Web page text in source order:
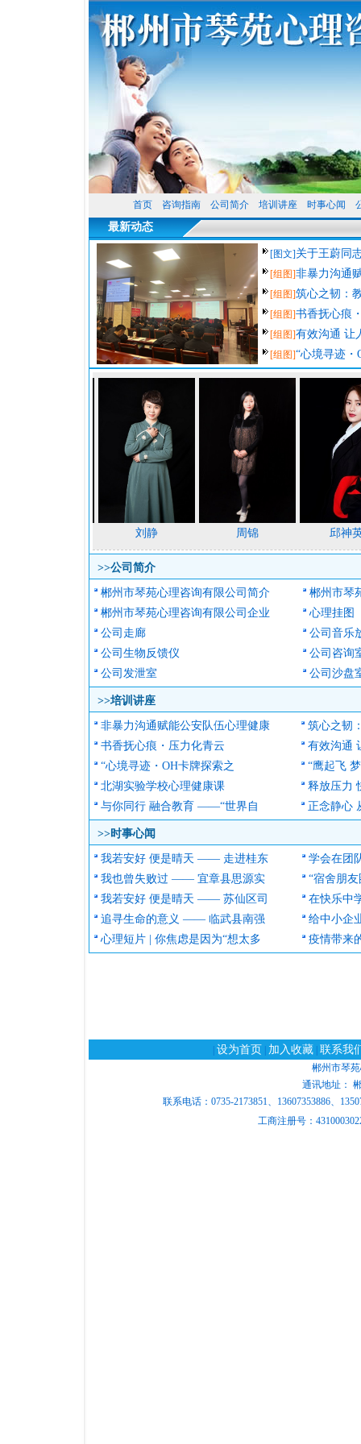
首页 咨询指南 公司简介 培训讲座 时事心闻
最新动态
[图文]关于王蔚同
[组图]非暴力沟通
[组图]筑心之韧：
[组图]书香抚心痕
[组图]有效沟通 让
[组图]“心境寻迹・
邱神英
>>公司
郴州市琴苑心理咨询有限公司简介
郴州市琴
郴州市琴苑心理咨询有限公司企业
心理挂图
公司走廊
公司音乐
公司生物反馈仪
公司咨询
公司发泄室
公司沙盘
>>培训
非暴力沟通赋能公安队伍心理健康
筑心之韧
书香抚心痕・压力化青云
有效沟通
“心境寻迹・OH卡牌探索之
“鹰起飞
北湖实验学校心理健康课
释放压力
与你同行 融合教育 ——“世界自
正念静心
>>时事
我若安好 便是晴天 —— 走进桂东
学会在团
我也曾失败过 —— 宜章县思源实
“宿舍朋
我若安好 便是晴天 —— 苏仙区司
在快乐中
追寻生命的意义 —— 临武县南强
给中小企
心理短片 | 你焦虑是因为“想太多
疫情带来
设为首页 加入收藏| 联系我
郴州市琴
通讯地址：
联系电话：0735-2173851、13607353886、
工商注册号：